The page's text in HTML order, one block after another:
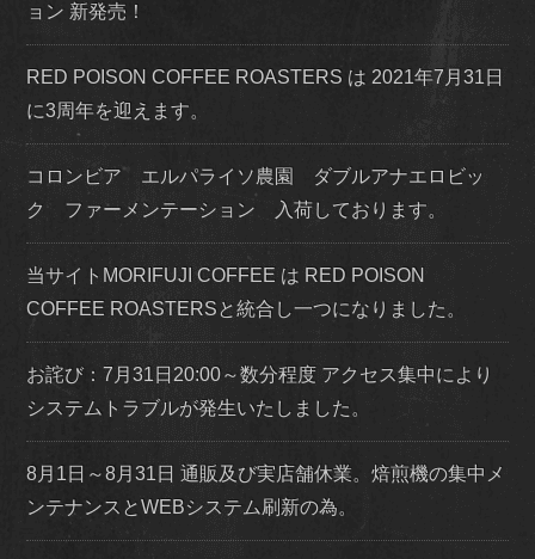
ョン 新発売！
RED POISON COFFEE ROASTERS は 2021年7月31日
に3周年を迎えます。
コロンビア エルパライソ農園 ダブルアナエロビッ
ク ファーメンテーション 入荷しております。
当サイトMORIFUJI COFFEE は RED POISON
COFFEE ROASTERSと統合し一つになりました。
お詫び：7月31日20:00～数分程度 アクセス集中により
システムトラブルが発生いたしました。
8月1日～8月31日 通販及び実店舗休業。焙煎機の集中メ
ンテナンスとWEBシステム刷新の為。